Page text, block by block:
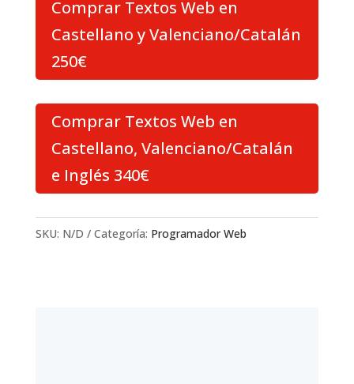
Comprar Textos Web en
Castellano y Valenciano/Catalán
250€
Comprar Textos Web en
Castellano, Valenciano/Catalán
e Inglés 340€
SKU: N/D Categoría: Programador Web